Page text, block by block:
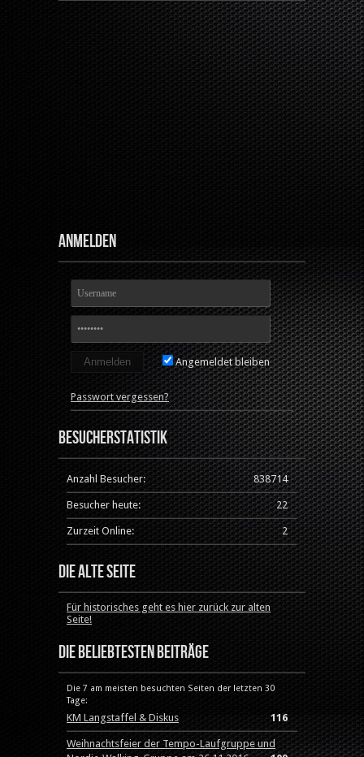
Anmelden
Angemeldet bleiben
Passwort vergessen?
Besucherstatistik
838714
Anzahl Besucher:
22
Besucher heute:
2
Zurzeit Online:
Die alte Seite
Für historisches geht es hier zurück zur alten
Seite!
Die beliebtesten Beiträge
Die 7 am meisten besuchten Seiten der letzten 30
Tage:
KM Langstaffel & Diskus 116
Weihnachtsfeier der Tempo-Laufgruppe und